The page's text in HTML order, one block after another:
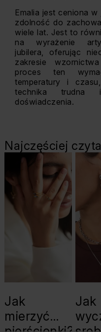
Emalia jest ceniona
zdolność do
wiele lat. Jest to
na wyrażenie
jubilera, oferując
zakresie
proces ten
temperatury i
technika trudna
doświadczenia.
Najczęściej
Jak
mierzyć
Jak